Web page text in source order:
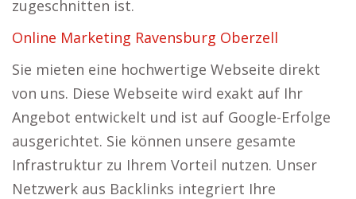
zugeschnitten ist.
Online Marketing Ravensburg Oberzell
Sie mieten eine hochwertige Webseite direkt
von uns. Diese Webseite wird exakt auf Ihr
Angebot entwickelt und ist auf Google-Erfolge
ausgerichtet. Sie können unsere gesamte
Infrastruktur zu Ihrem Vorteil nutzen. Unser
Netzwerk aus Backlinks integriert Ihre